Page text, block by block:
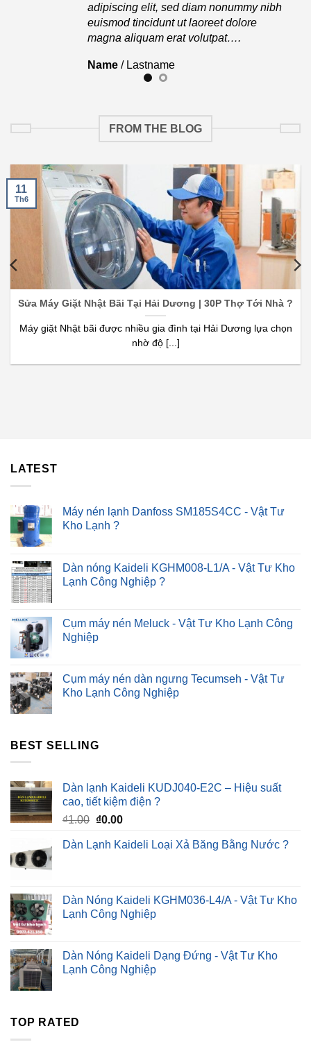
adipiscing elit, sed diam nonummy nibh
euismod tincidunt ut laoreet dolore
magna aliquam erat volutpat….
Name / Lastname
FROM THE BLOG
Sửa Máy Giặt Nhật Bãi Tại Hải Dương | 30P Thợ Tới Nhà ?
Máy giặt Nhật bãi được nhiều gia đình tại Hải Dương lựa chọn
nhờ độ [...]
11
Th6
LATEST
Máy nén lạnh Danfoss SM185S4CC - Vật Tư
Kho Lạnh ?
Dàn nóng Kaideli KGHM008-L1/A - Vật Tư Kho
Lạnh Công Nghiệp ?
Cụm máy nén Meluck - Vật Tư Kho Lạnh Công
Nghiệp
Cụm máy nén dàn ngưng Tecumseh - Vật Tư
Kho Lạnh Công Nghiệp
BEST SELLING
Dàn lạnh Kaideli KUDJ040-E2C – Hiệu suất
cao, tiết kiệm điện ?
₫1.00 Giá
là:
₫0.00Giá
tại
Dàn Lạnh Kaideli Loại Xả Băng Bằng Nước ?
Dàn Nóng Kaideli KGHM036-L4/A - Vật Tư Kho
Lạnh Công Nghiệp
Dàn Nóng Kaideli Dạng Đứng - Vật Tư Kho
Lạnh Công Nghiệp
TOP RATED